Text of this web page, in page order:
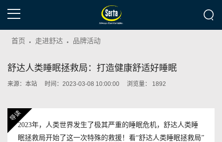
首页 走进舒达 品牌活动
舒达人类睡眠拯救局：打造健康舒适好睡眠
来源：本站 时间：2023-03-08 10:00:00 浏览量： 1892
2023年，人类世界发生了极其严重的睡眠危机，舒达人类睡
眠拯救局开始了这一次特殊的救援！看“舒达人类睡眠拯救局”